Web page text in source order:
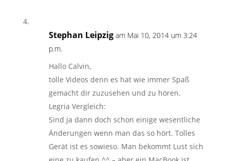
Stephan Leipzig am Mai 10, 2014 um 3:24
p.m.
Hallo Calvin,
tolle Videos denn es hat wie immer Spaß
gemacht dir zuzusehen und zu hören.
Legria Vergleich:
Sind ja dann doch schon einige wesentliche
Änderungen wenn man das so hört. Tolles
Gerät ist es sowieso. Man bekommt Lust sich